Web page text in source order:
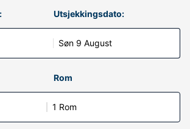
Utsjekkingsdato:
Søn 9 August
Rom
1 Rom